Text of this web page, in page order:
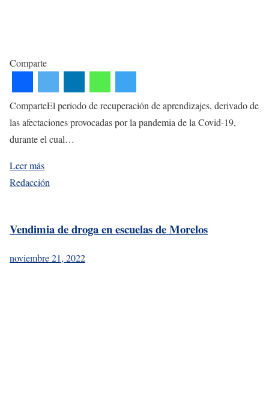
Comparte
ComparteEl periodo de recuperación de aprendizajes, derivado de
las afectaciones provocadas por la pandemia de la Covid-19,
durante el cual…
Leer más
Redacción
Vendimia de droga en escuelas de Morelos
noviembre 21, 2022